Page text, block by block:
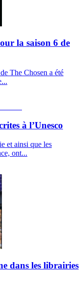
la saison 6 de
The Chosen a été
à l’Unesco
et ainsi que les
ont...
dans les librairies